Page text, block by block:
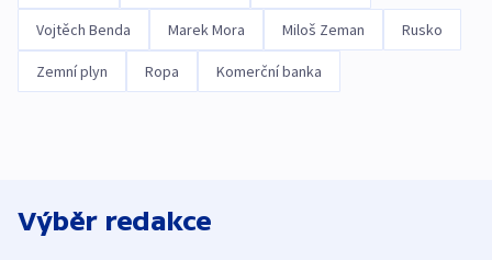
Vojtěch Benda Marek Mora Miloš Zeman Rusko
Zemní plyn Ropa Komerční banka
Výběr redakce